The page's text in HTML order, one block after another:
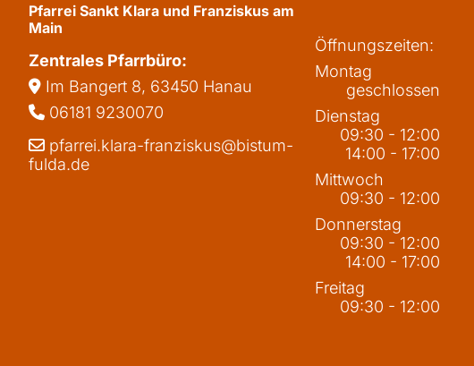
Pfarrei Sankt Klara und Franziskus am
Main
Zentrales Pfarrbüro:
 Im Bangert 8, 63450 Hanau
 06181 9230070
 pfarrei.klara-franziskus@bistum-
fulda.de
Öffnungszeiten:
Montag
geschlossen
Dienstag
09:30 - 12:00
14:00 - 17:00
Mittwoch
09:30 - 12:00
Donnerstag
09:30 - 12:00
14:00 - 17:00
Freitag
09:30 - 12:00